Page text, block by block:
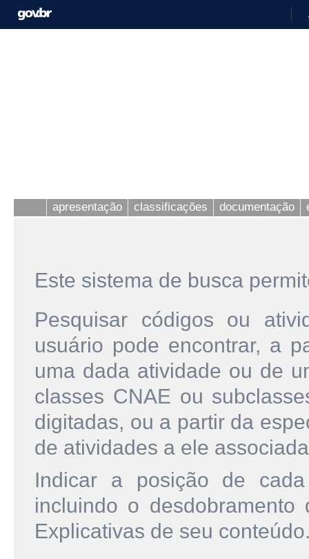
apresentação classificações documentação
Este sistema de busca
Pesquisar códigos ou
usuário pode encontrar, a
uma dada atividade ou de
classes CNAE ou
digitadas, ou a partir da
de atividades a ele
Indicar a posição de
incluindo o
Explicativas de seu